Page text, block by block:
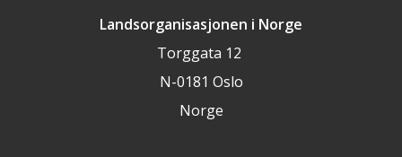
Landsorganisasjonen i Norge
Torggata 12
N-0181 Oslo
Norge